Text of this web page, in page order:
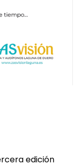
edición